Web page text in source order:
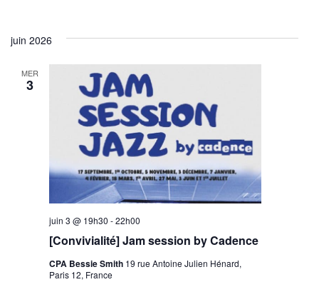
juin 2026
MER
3
[Convivialité] Jam session by Cadence
juin 3 @ 19h30 -22h00
CPA Bessie Smith 19 rue Antoine Julien Hénard,
Paris 12, France